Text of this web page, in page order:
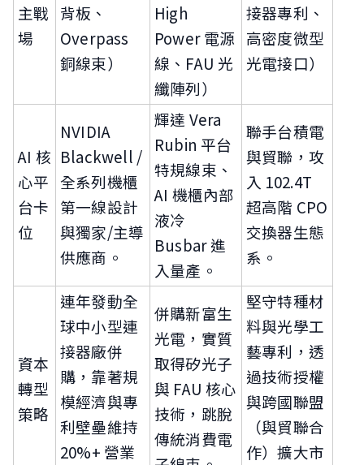
主戰
場
背板、
Overpass
銅線束）
High
Power 電源
線、FAU 光
纖陣列）
接器專利、
高密度微型
光電接口）
AI 核
心平
台卡
位
NVIDIA
Blackwell /
全系列機櫃
第一線設計
與獨家/主導
供應商。
輝達 Vera
Rubin 平台
特規線束、
AI 機櫃內部
液冷
Busbar 進
入量產。
聯手台積電
與貿聯，攻
入 102.4T
超高階 CPO
交換器生態
系。
資本
轉型
策略
連年發動全
球中小型連
接器廠併
購，靠著規
模經濟與專
利壁壘維持
20%+ 營業
併購新富生
光電，實質
取得矽光子
與 FAU 核心
技術，跳脫
傳統消費電
堅守特種材
料與光學工
藝專利，透
過技術授權
與跨國聯盟
（與貿聯合
作）擴大市